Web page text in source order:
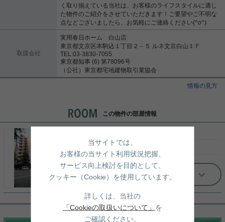
く取り揃えている当社は、お客様のライフスタイルに適し
た物件のご紹介をさせていただきます！ご要望やご不明な
点などございましたら、お気軽にご連絡ください(^o^)
取扱会社
実用春日ホーム 白山店
東京都文京区本駒込１丁目２－５ ルネ文京白山１Ｆ
TEL:03-3830-7055
東京都知事 (6) 第78096号
（公社）東京都宅地建物取引業協会
情報の見方
この物件の部屋情報
万円 （管理費：8,000円）
もっと見る
当サイトでは、
お客様の当サイト利用状況把握、
サービス向上検討を目的として、
クッキー（Cookie）を使用しています。
詳しくは、当社の
「Cookieの取扱いについて」 を
ご確認ください。